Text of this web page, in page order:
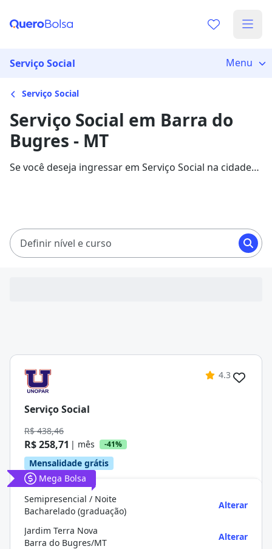
Serviço Social Menu
Serviço Social
Serviço Social em Barra do
Bugres - MT
Se você deseja ingressar em Serviço Social na cidade
Definir nível e curso
4.3
Serviço Social
R$ 438,46
R$ 258,71 | mês -41%
Mensalidade grátis
Mega Bolsa
Semipresencial / Noite
Bacharelado (graduação)
Alterar
Jardim Terra Nova
Barra do Bugres/MT
Alterar